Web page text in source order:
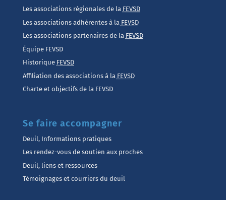
Les associations régionales de la FEVSD
Les associations adhérentes à la FEVSD
Les associations partenaires de la FEVSD
Équipe FEVSD
Historique FEVSD
Affiliation des associations à la FEVSD
Charte et objectifs de la FEVSD
Se faire accompagner
Deuil, Informations pratiques
Les rendez-vous de soutien aux proches
Deuil, liens et ressources
Témoignages et courriers du deuil